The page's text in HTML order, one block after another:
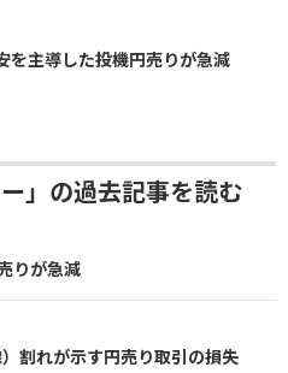
を主導した投機円売りが急減
」の過去記事を読む
りが急減
割れが示す円売り取引の損失